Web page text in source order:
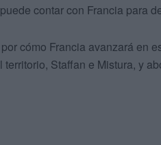
contar con Francia para
cómo Francia avanzará en
territorio, Staffan e Mistura, y